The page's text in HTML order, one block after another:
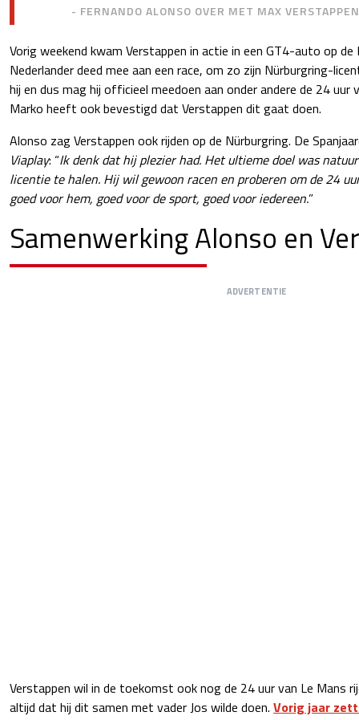
- FERNANDO ALONSO OVER MET MAX
Vorig weekend kwam Verstappen in actie in een GT4-auto op de
Nederlander deed mee aan een race, om zo zijn Nürburgring-
hij en dus mag hij officieel meedoen aan onder andere de 24 uur
Marko heeft ook bevestigd dat Verstappen dit gaat doen.
Alonso zag Verstappen ook rijden op de Nürburgring. De
Viaplay: “Ik denk dat hij plezier had. Het ultieme doel was
licentie te halen. Hij wil gewoon racen en proberen om de 24
goed voor hem, goed voor de sport, goed voor iedereen.”
Samenwerking Alonso en
ADVERTENTIE
Verstappen wil in de toekomst ook nog de 24 uur van Le Mans
altijd dat hij dit samen met vader Jos wilde doen. Vorig jaar